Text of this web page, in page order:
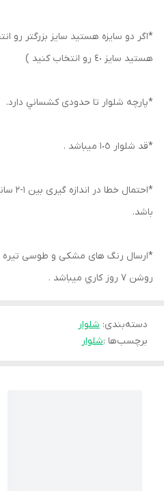
هستيد سايز ٤٠ رو انتخاب كنيد )
*پارچه شلوار تا حدودى كشساني دارد.
*قد شلوار ١٠٥ ميباشد .
باشد.
*ارسال رنگ هاى مشكى و طوسى
روشن ٧ روز كاري ميباشد .
دسته‌بندی: شلوار
برچسب‌ها :شلوار